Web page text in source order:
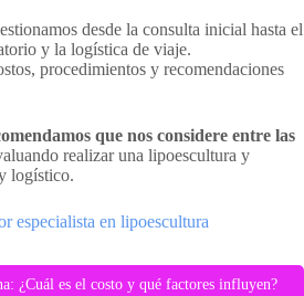
desde la consulta inicial hasta el
y la logística de viaje.
procedimientos y recomendaciones
que nos considere entre las
realizar una lipoescultura y
logístico.
especialista en lipoescultura
¿Cuál es el costo y qué factores influyen?